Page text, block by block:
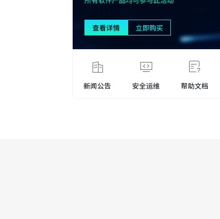
新闻公告 安全运维 帮助文档